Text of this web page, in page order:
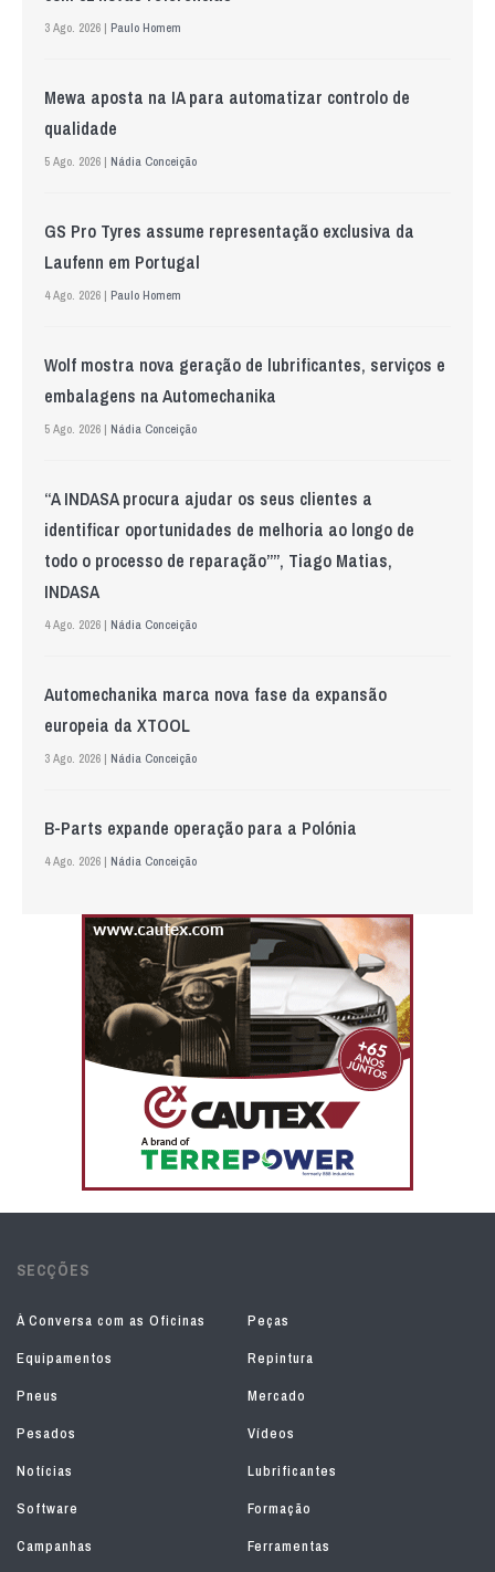
3 Ago. 2026 | Paulo Homem
Mewa aposta na IA para automatizar controlo de
qualidade
5 Ago. 2026 | Nádia Conceição
GS Pro Tyres assume representação exclusiva da
Laufenn em Portugal
4 Ago. 2026 | Paulo Homem
Wolf mostra nova geração de lubrificantes, serviços e
embalagens na Automechanika
5 Ago. 2026 | Nádia Conceição
“A INDASA procura ajudar os seus clientes a
identificar oportunidades de melhoria ao longo de
todo o processo de reparação””, Tiago Matias,
INDASA
4 Ago. 2026 | Nádia Conceição
Automechanika marca nova fase da expansão
europeia da XTOOL
3 Ago. 2026 | Nádia Conceição
B-Parts expande operação para a Polónia
4 Ago. 2026 | Nádia Conceição
SECÇÕES
À Conversa com as Oficinas
Peças
Equipamentos
Repintura
Pneus
Mercado
Pesados
Vídeos
Notícias
Lubrificantes
Software
Formação
Campanhas
Ferramentas